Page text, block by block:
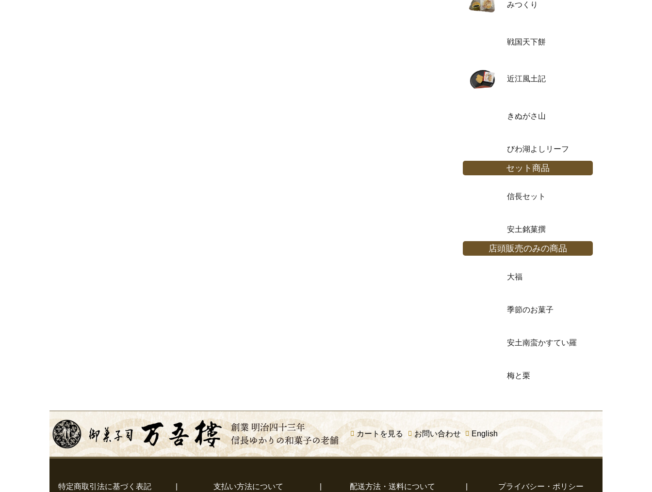
みつくり
戦国天下餅
近江風土記
きぬがさ山
びわ湖よしリーフ
セット商品
信長セット
安土銘菓撰
店頭販売のみの商品
大福
季節のお菓子
安土南蛮かすてい羅
梅と栗
カートを見る お問い合わせ English
特定商取引法に基づく表記 支払い方法について 配送方法・送料について プライバシー・ポリシー